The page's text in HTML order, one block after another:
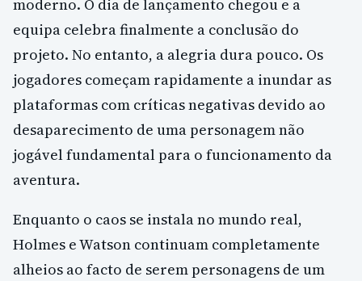
moderno. O dia de lançamento chegou e a
equipa celebra finalmente a conclusão do
projeto. No entanto, a alegria dura pouco. Os
jogadores começam rapidamente a inundar as
plataformas com críticas negativas devido ao
desaparecimento de uma personagem não
jogável fundamental para o funcionamento da
aventura.
Enquanto o caos se instala no mundo real,
Holmes e Watson continuam completamente
alheios ao facto de serem personagens de um